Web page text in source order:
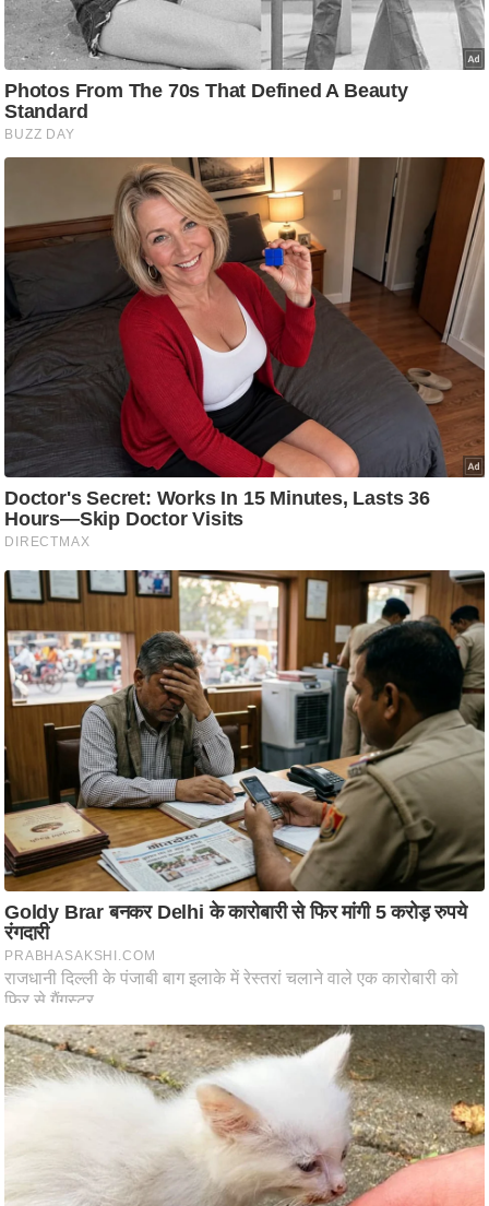
तृ
भू
मि
स्तं
भ
.
आ
र
.
आ
ई
.
चा
य
र
स
मी
क्षा
ध
र्म
ज्यो
भु
म
हि
मा
/
ध
र्म
ल
व्र
र